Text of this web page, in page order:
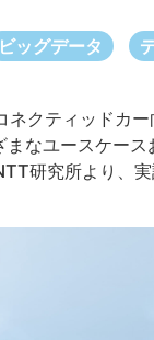
ビッグデータ
ネクティッドカ
なユースケー
研究所より、